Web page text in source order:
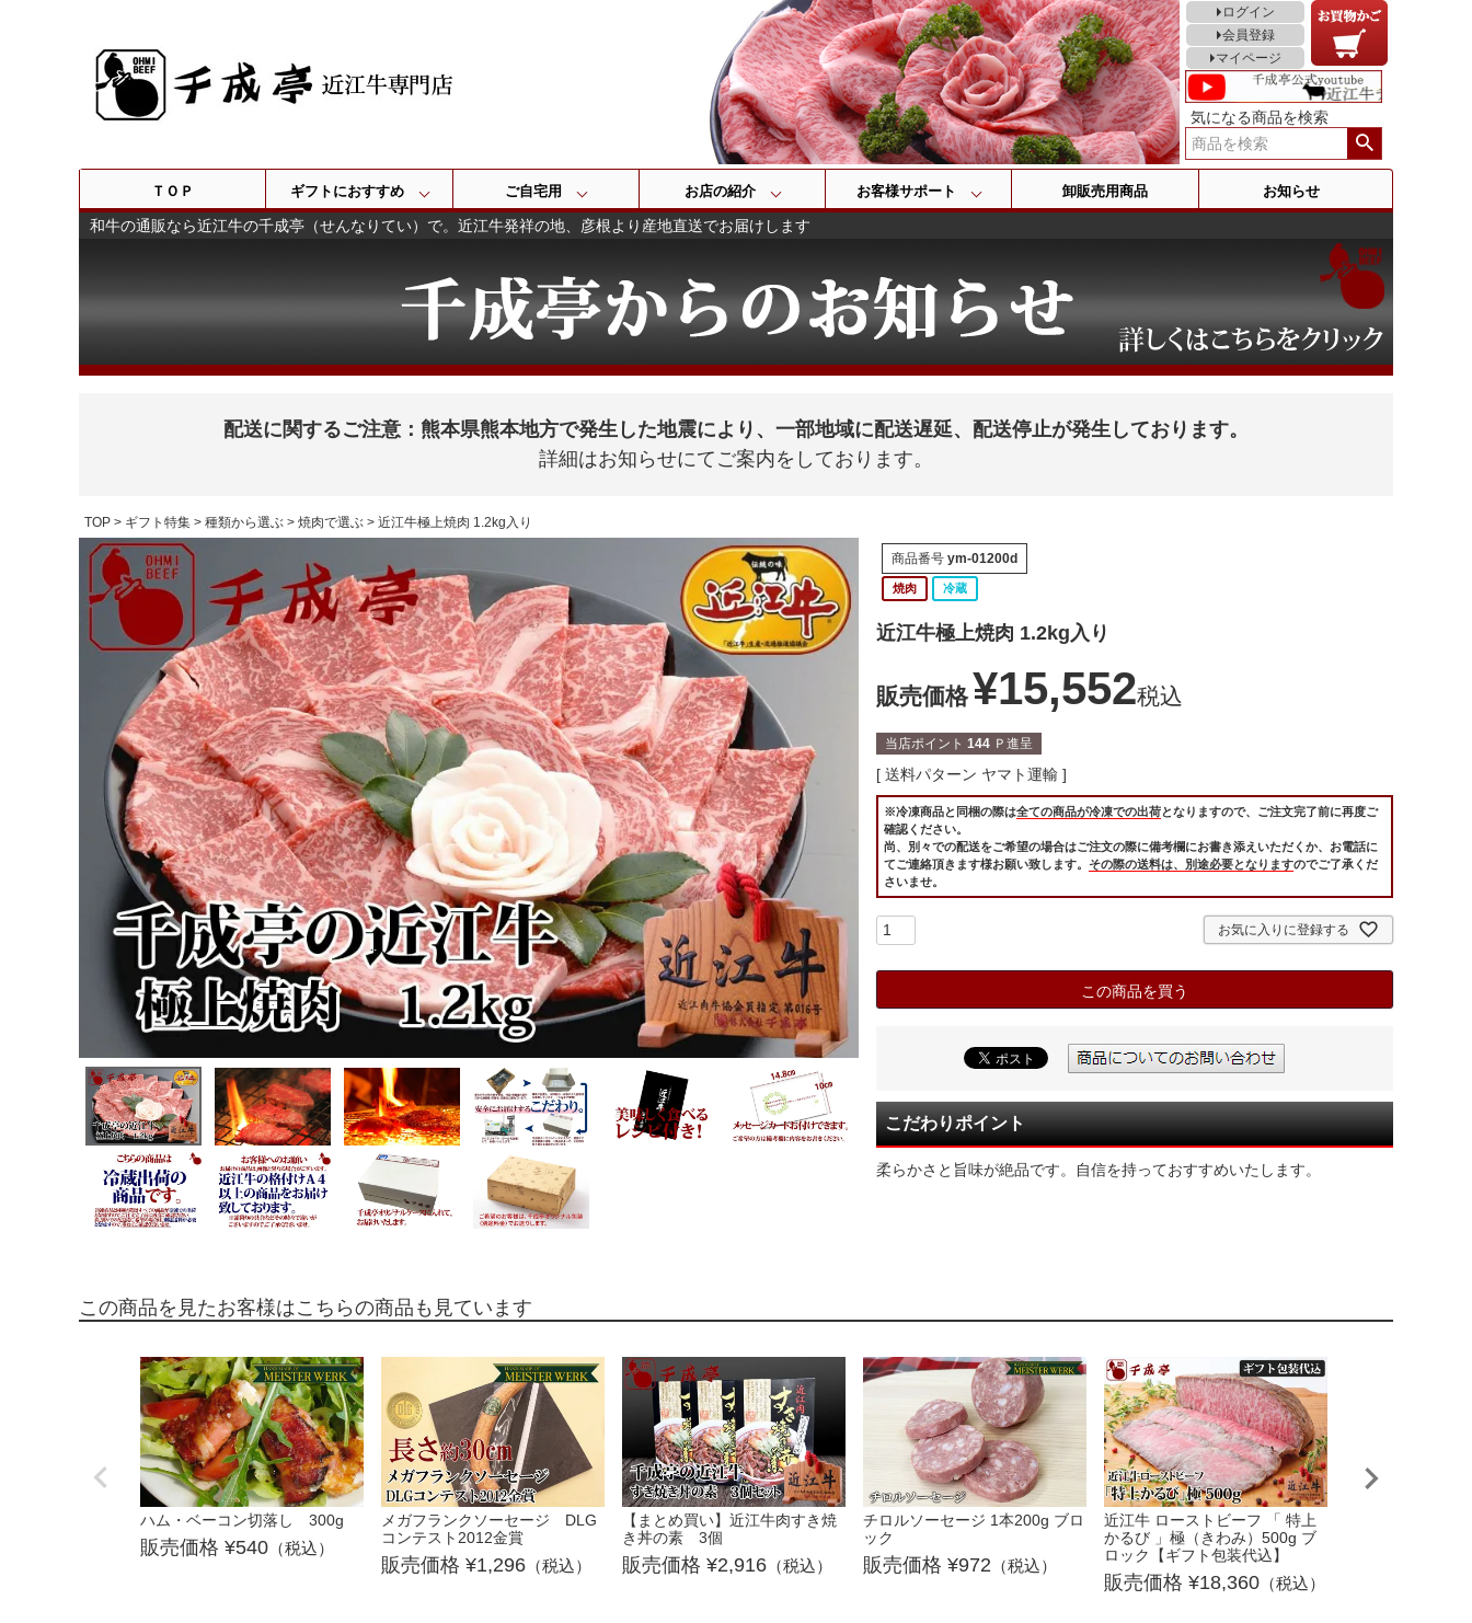
ログイン
会員登録
マイページ
気になる商品を検索
検索
ＴＯＰ ギフトにおすすめ ご自宅用 お店の紹介 お客様サポート 卸販売用商品 お知らせ
和牛の通販なら近江牛の千成亭（せんなりてい）で。近江牛発祥の地、彦根より産地直送でお届けします
配送に関するご注意：熊本県熊本地方で発生した地震により、一部地域に配送遅延、配送停止が発生しております。
詳細はお知らせにてご案内をしております。
TOP ギフト特集 種類から選ぶ 焼肉で選ぶ 近江牛極上焼肉 1.2kg入り
商品番号 ym-01200d
焼肉 冷蔵
近江牛極上焼肉 1.2kg入り
販売価格¥15,552税込
当店ポイント 144 Ｐ進呈
送料パターン ヤマト運輸
※冷凍商品と同梱の際は全ての商品が冷凍での出荷となりますので、ご注文完了前に再度ご
確認ください。
尚、別々での配送をご希望の場合はご注文の際に備考欄にお書き添えいただくか、お電話に
てご連絡頂きます様お願い致します。 その際の送料は、別途必要となりますのでご了承くだ
さいませ。
お気に入りに登録する
この商品を買う
こだわりポイント
柔らかさと旨味が絶品です。自信を持っておすすめいたします。
ハム・ベーコン切落し 300g
540 （税込）
メガフランクソーセージ DLG
コンテスト2012金賞
1,296 （税込）
【まとめ買い】近江牛肉すき焼
き丼の素 3個
2,916 （税込）
チロルソーセージ 1本200g ブロ
ック
972 （税込）
近江牛 ローストビーフ 「 特上
かるび 」極（きわみ）500g ブ
ロック【ギフト包装代込】
18,360 （税込）